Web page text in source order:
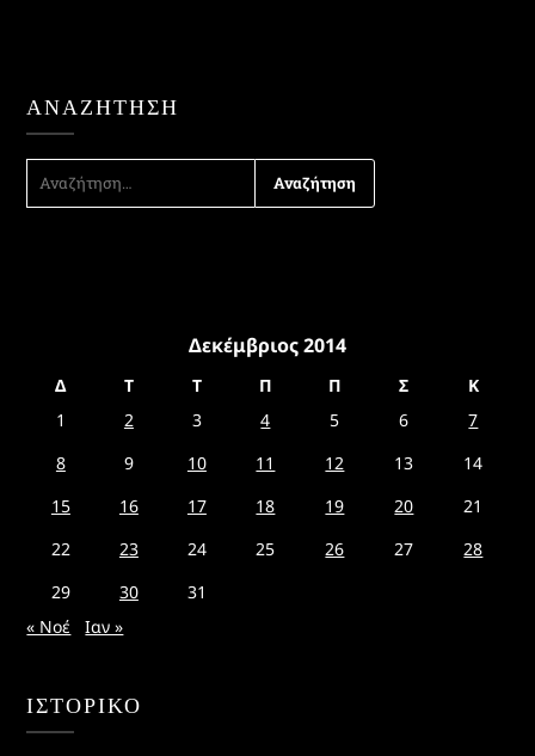
ΑΝΑΖΉΤΗΣΗ
ΑΝΑΖΉΤΗΣΗ
ΓΙΑ:
Δεκέμβριος 2014
Δ Τ Τ Π Π Σ
Κ
1
2 3 4 5 6
7
8
9 10 11 12 13
14
15
16 17 18 19 20
21
22
23 24 25 26 27
28
29
30
31
« Νοέ
Ιαν »
ΙΣΤΟΡΙΚΌ